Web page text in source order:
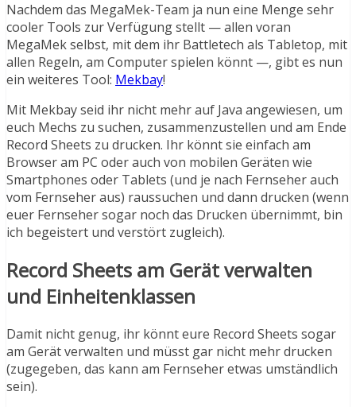
Nachdem das MegaMek-Team ja nun eine Menge sehr
cooler Tools zur Verfügung stellt — allen voran
MegaMek selbst, mit dem ihr Battletech als Tabletop, mit
allen Regeln, am Computer spielen könnt —, gibt es nun
ein weiteres Tool: Mekbay!
Mit Mekbay seid ihr nicht mehr auf Java angewiesen, um
euch Mechs zu suchen, zusammenzustellen und am Ende
Record Sheets zu drucken. Ihr könnt sie einfach am
Browser am PC oder auch von mobilen Geräten wie
Smartphones oder Tablets (und je nach Fernseher auch
vom Fernseher aus) raussuchen und dann drucken (wenn
euer Fernseher sogar noch das Drucken übernimmt, bin
ich begeistert und verstört zugleich).
Record Sheets am Gerät verwalten
und Einheitenklassen
Damit nicht genug, ihr könnt eure Record Sheets sogar
am Gerät verwalten und müsst gar nicht mehr drucken
(zugegeben, das kann am Fernseher etwas umständlich
sein).